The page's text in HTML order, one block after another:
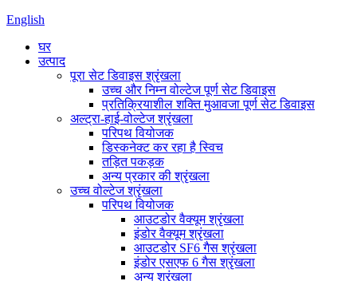
English
घर
उत्पाद
पूरा सेट डिवाइस श्रृंखला
उच्च और निम्न वोल्टेज पूर्ण सेट डिवाइस
प्रतिक्रियाशील शक्ति मुआवजा पूर्ण सेट डिवाइस
अल्ट्रा-हाई-वोल्टेज श्रृंखला
परिपथ वियोजक
डिस्कनेक्ट कर रहा है स्विच
तड़ित पकड़क
अन्य प्रकार की श्रृंखला
उच्च वोल्टेज श्रृंखला
परिपथ वियोजक
आउटडोर वैक्यूम श्रृंखला
इंडोर वैक्यूम श्रृंखला
आउटडोर SF6 गैस श्रृंखला
इंडोर एसएफ 6 गैस श्रृंखला
अन्य श्रृंखला